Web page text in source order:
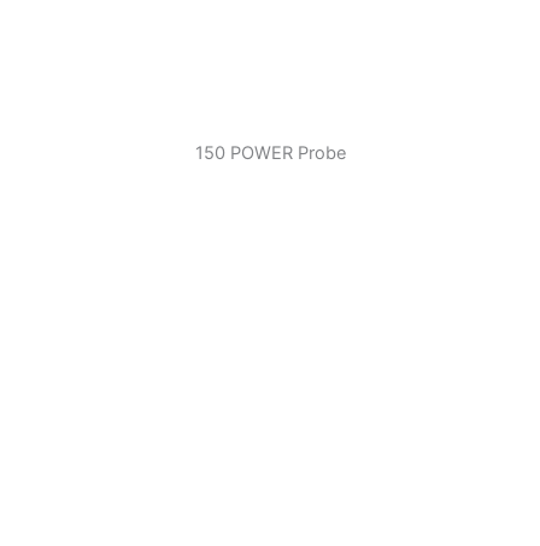
150 POWER Probe